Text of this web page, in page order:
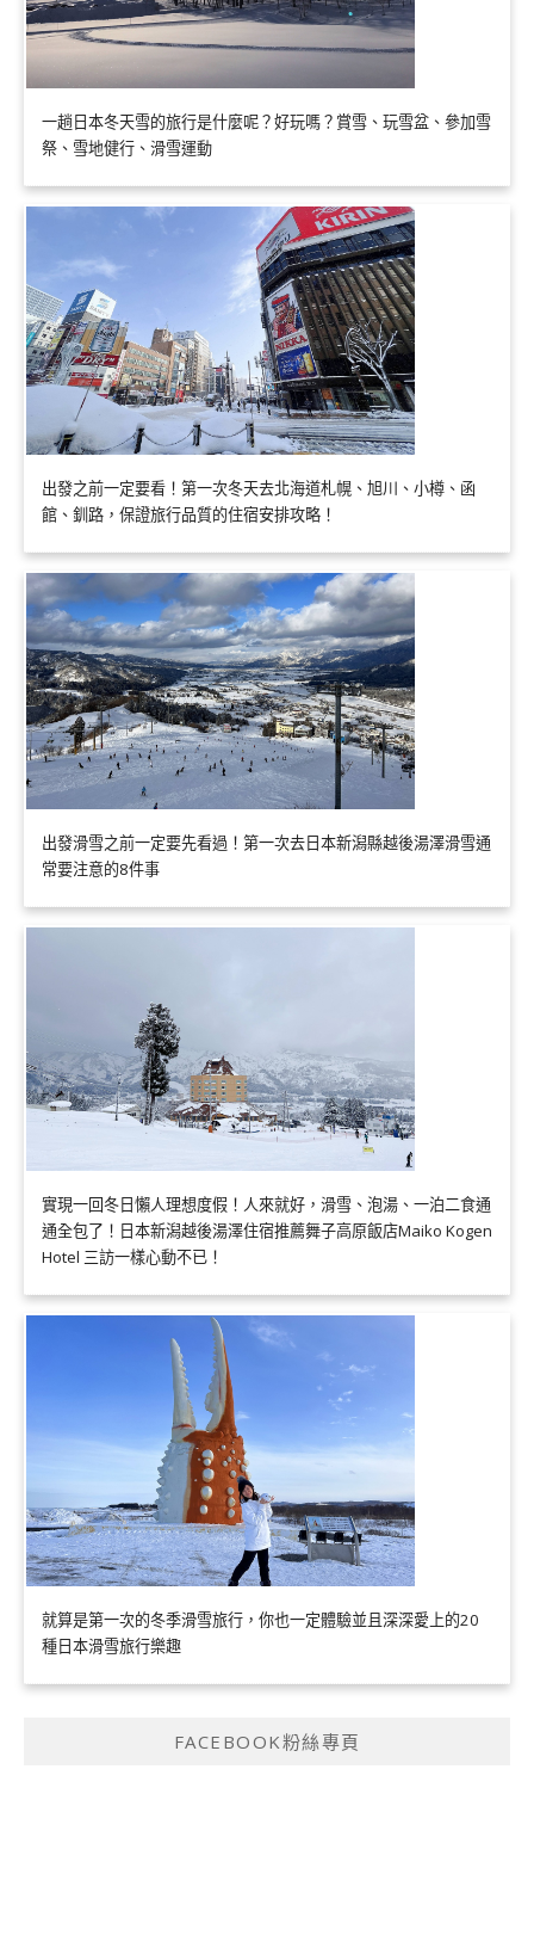
一趟日本冬天雪的旅行是什麼呢？好玩嗎？賞雪、玩雪盆、參加雪
祭、雪地健行、滑雪運動
出發之前一定要看！第一次冬天去北海道札幌、旭川、小樽、函
館、釧路，保證旅行品質的住宿安排攻略！
出發滑雪之前一定要先看過！第一次去日本新潟縣越後湯澤滑雪通
常要注意的8件事
實現一回冬日懶人理想度假！人來就好，滑雪、泡湯、一泊二食通
通全包了！日本新潟越後湯澤住宿推薦舞子高原飯店Maiko Kogen
Hotel 三訪一樣心動不已！
就算是第一次的冬季滑雪旅行，你也一定體驗並且深深愛上的20
種日本滑雪旅行樂趣
FACEBOOK粉絲專頁